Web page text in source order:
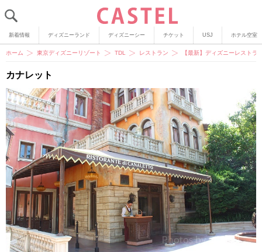
新着情報 ディズニーランド ディズニーシー チケット USJ ホテル空室
ホーム 東京ディズニーリゾート TDL レストラン 【最新】ディズニーレスト
カナレット